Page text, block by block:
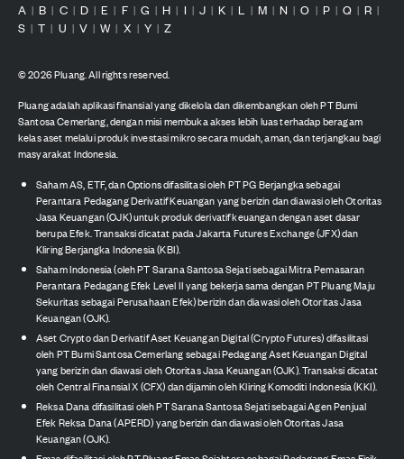
A | B | C | D | E | F | G | H | I | J | K | L | M | N | O | P | Q | R |
S | T | U | V | W | X | Y | Z
©2026Pluang. All rights reserved.
Pluang adalah aplikasi finansial yang dikelola dan dikembangkan oleh PT Bumi
Santosa Cemerlang, dengan misi membuka akses lebih luas terhadap beragam
kelas aset melalui produk investasi mikro secara mudah, aman, dan terjangkau bagi
masyarakat Indonesia.
Saham AS, ETF, dan Options difasilitasi oleh PT PG Berjangka sebagai
Perantara Pedagang Derivatif Keuangan yang berizin dan diawasi oleh Otoritas
Jasa Keuangan (OJK) untuk produk derivatif keuangan dengan aset dasar
berupa Efek. Transaksi dicatat pada Jakarta Futures Exchange (JFX) dan
Kliring Berjangka Indonesia (KBI).
Saham Indonesia (oleh PT Sarana Santosa Sejati sebagai Mitra Pemasaran
Perantara Pedagang Efek Level II yang bekerja sama dengan PT Pluang Maju
Sekuritas sebagai Perusahaan Efek) berizin dan diawasi oleh Otoritas Jasa
Keuangan (OJK).
Aset Crypto dan Derivatif Aset Keuangan Digital (Crypto Futures) difasilitasi
oleh PT Bumi Santosa Cemerlang sebagai Pedagang Aset Keuangan Digital
yang berizin dan diawasi oleh Otoritas Jasa Keuangan (OJK). Transaksi dicatat
oleh Central Finansial X (CFX) dan dijamin oleh Kliring Komoditi Indonesia (KKI).
Reksa Dana difasilitasi oleh PT Sarana Santosa Sejati sebagai Agen Penjual
Efek Reksa Dana (APERD) yang berizin dan diawasi oleh Otoritas Jasa
Keuangan (OJK).